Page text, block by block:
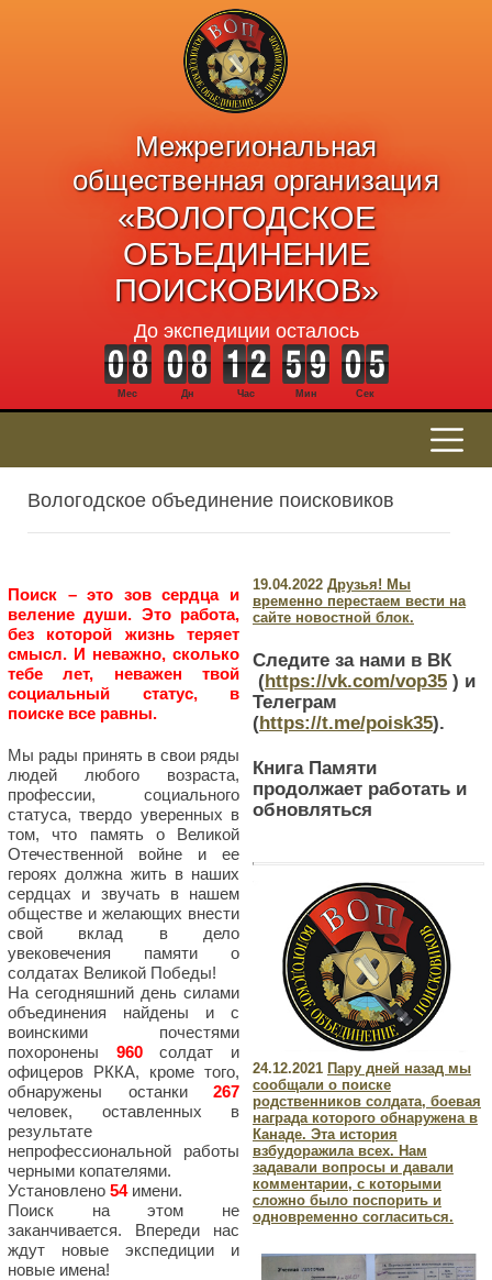
Межрегиональная
общественная организация
«ВОЛОГОДСКОЕ
ОБЪЕДИНЕНИЕ
ПОИСКОВИКОВ»
До экспедиции осталось
Мес Дн Час Мин Сек
Вологодское объединение поисковиков
Поиск – это зов сердца и
веление души. Это работа,
без которой жизнь теряет
смысл. И неважно, сколько
тебе лет, неважен твой
социальный статус, в
поиске все равны.
Мы рады принять в свои ряды
людей любого возраста,
профессии, социального
статуса, твердо уверенных в
том, что память о Великой
Отечественной войне и ее
героях должна жить в наших
сердцах и звучать в нашем
обществе и желающих внести
свой вклад в дело
увековечения памяти о
солдатах Великой Победы!
На сегодняшний день силами
объединения найдены и с
воинскими почестями
похоронены 960солдат и
офицеров РККА, кроме того,
обнаружены останки 267
человек, оставленных в
результате
непрофессиональной работы
черными копателями.
Установлено 54имени.
Поиск на этом не
заканчивается. Впереди нас
ждут новые экспедиции и
новые имена!
19.04.2022 Друзья! Мы
временно перестаем вести на
сайте новостной блок.
Следите за нами в ВК
(https://vk.com/vop35 ) и
Телеграм
(https://t.me/poisk35).
Книга Памяти
продолжает работать и
обновляться
24.12.2021 Пару дней назад мы
сообщали о поиске
родственников солдата, боевая
награда которого обнаружена в
Канаде. Эта история
взбудоражила всех. Нам
задавали вопросы и давали
комментарии, с которыми
сложно было поспорить и
одновременно согласиться.